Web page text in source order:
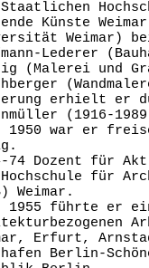
Künste
Weimar)
Lederer
(Malerei und
erhielt er
(1916-
1950 war er
74 Dozent für
für
Weimar.
1955 führte er
Erfurt,
Berlin-